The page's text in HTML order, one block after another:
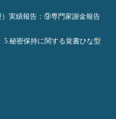
）実績報告：⑨専門家謝金報告
5.秘密保持に関する覚書ひな型